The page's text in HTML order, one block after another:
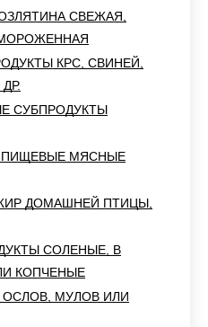
СВЕЖАЯ,
КРС, СВИНЕЙ,
СУБПРОДУКТЫ
МЯСНЫЕ
ДОМАШНЕЙ ПТИЦЫ,
СОЛЕНЫЕ, В
КОПЧЕНЫЕ
МУЛОВ ИЛИ